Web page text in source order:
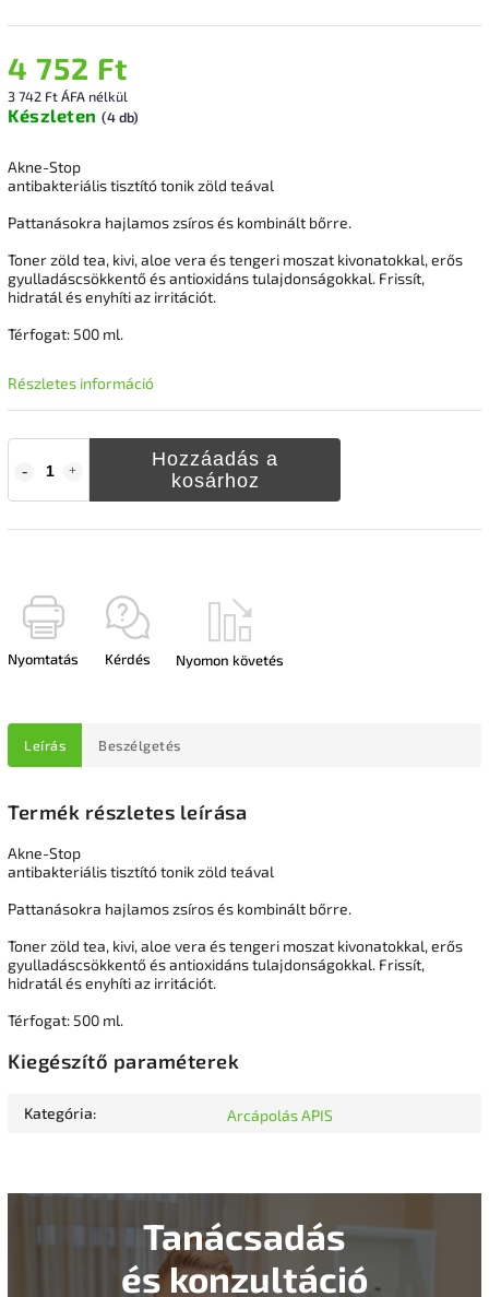
4 752 Ft
3 742 Ft ÁFA nélkül
Készleten (4 db)
Hozzáadás a
kosárhoz
Akne-Stop
antibakteriális tisztító tonik zöld teával
Pattanásokra hajlamos zsíros és kombinált bőrre.
Toner zöld tea, kivi, aloe vera és tengeri moszat kivonatokkal, erős
gyulladáscsökkentő és antioxidáns tulajdonságokkal. Frissít,
hidratál és enyhíti az irritációt.
Térfogat: 500 ml.
Részletes információ
Nyomtatás Kérdés Nyomon követés
Leírás Beszélgetés
Termék részletes leírása
Akne-Stop
antibakteriális tisztító tonik zöld teával
Pattanásokra hajlamos zsíros és kombinált bőrre.
Toner zöld tea, kivi, aloe vera és tengeri moszat kivonatokkal, erős
gyulladáscsökkentő és antioxidáns tulajdonságokkal. Frissít,
hidratál és enyhíti az irritációt.
Térfogat: 500 ml.
Kiegészítő paraméterek
Kategória: Arcápolás APIS
Tanácsadás
és konzultáció